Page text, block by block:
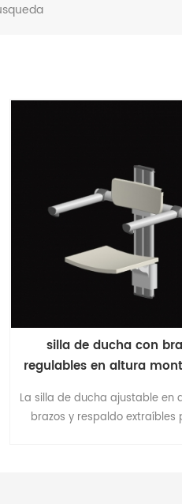
silla de ducha con
regulables en altura
La silla de ducha ajustable en
brazos y respaldo extraíbles